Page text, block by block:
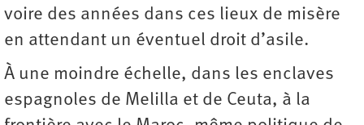
voire des années dans ces lieux de misère
en attendant un éventuel droit d’asile.
À une moindre échelle, dans les enclaves
espagnoles de Melilla et de Ceuta, à la